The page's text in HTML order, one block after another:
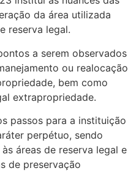
da área utilizada
reserva legal.
a serem observados
ou realocação
bem como
extrapropriedade.
passos para a instituição
perpétuo, sendo
áreas de reserva legal e
de preservação